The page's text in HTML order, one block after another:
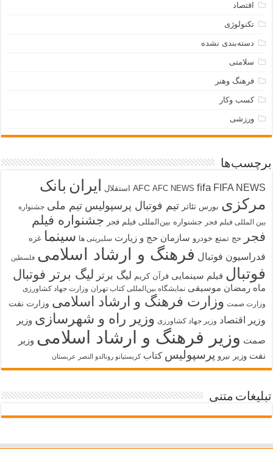
اقتصاد
تکنولوژی
دسته‌بندی نشده
سلامتی
فرهنگ وهنر
کسب وکار
ورزشی
برچسب‌ها
AFC AFC NEWS fifa FIFA NEWS استقلال ایران بانک
مرکزی بورس تئاتر تیم فوتبال پرسپولیس تیم ملی جشنواره
بین المللی فیلم فجر جشنواره بین‌المللی فیلم فجر جشنواره فیلم
فجر
حج تمتع خودرو سازمان حج و زیارت سلبریتی ها سینما غزه
فدراسیون فوتبال فرهنگ و ارشاد اسلامی فلسطین
فوتبال فیلم سینمایی قرآن کریم لیگ برتر لیگ برتر فوتبال
ماه رمضان موسیقی نمایشگاه بین‌المللی کتاب تهران وزارت جهاد کشاورزی
وزارت صمت وزارت فرهنگ و ارشاد اسلامی وزارت نفت
وزیر اقتصاد وزیر جهاد کشاورزی وزیر راه و شهرسازی وزیر
صمت وزیر فرهنگ و ارشاد اسلامی وزیر
نفت وزیر نیرو پرسپولیس کتاب کریستیانو رونالدو النصر عربستان
تبلیغات متنی